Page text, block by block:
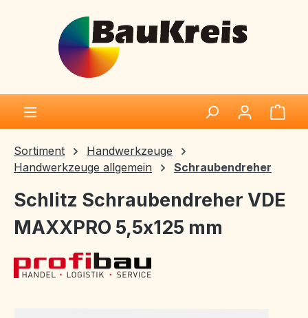
Zum Hauptinhalt springen
Sortiment
Handwerkzeuge
Handwerkzeuge allgemein
Schraubendreher
Schlitz Schraubendreher VDE
MAXXPRO 5,5x125 mm